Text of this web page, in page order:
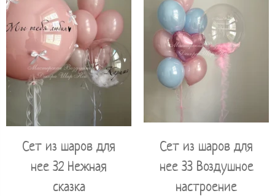
Сет из шаров для
нее 32 Нежная
сказка
Сет из шаров для
нее 33 Воздушное
настроение